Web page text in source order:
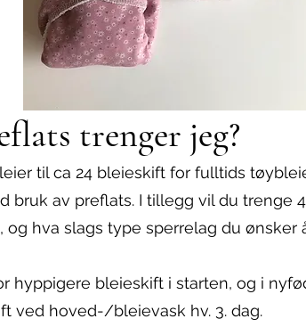
trenger jeg?
til ca 24 bleieskift for fulltids
bruk av preflats. I tillegg vil du trenge
hva slags type sperrelag du ønsker
hyppigere bleieskift i starten, og i
ved hoved-/bleievask hv. 3. dag.